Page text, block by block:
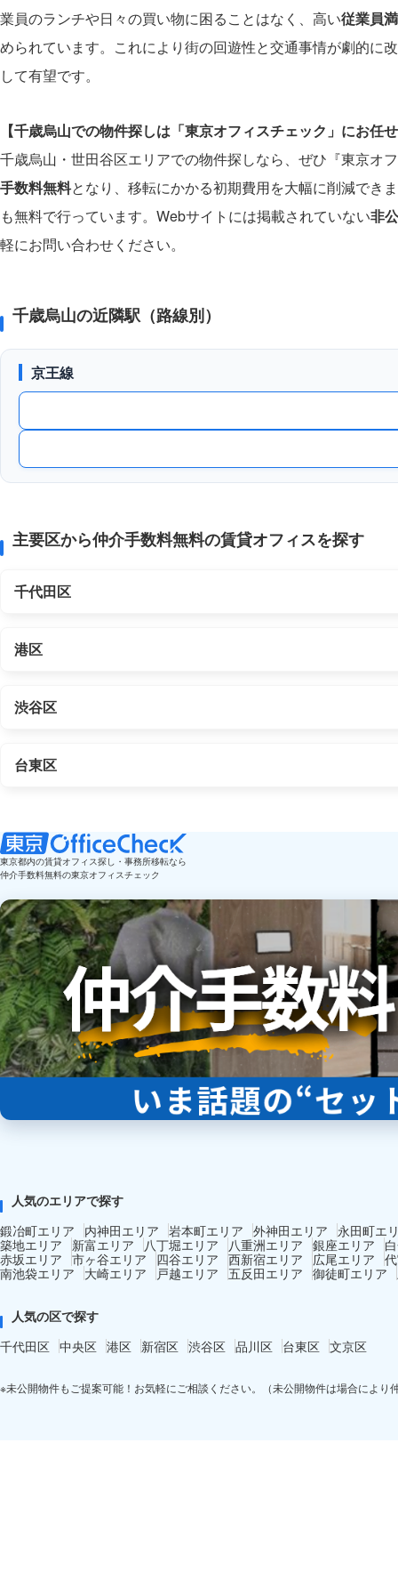
業員のランチや日々の買い物に困ることはなく、高い従業員
められています。これにより街の回遊性と交通事情が劇的に
して有望です。
【千歳烏山での物件探しは「東京オフィスチェック」にお任
千歳烏山・世田谷区エリアでの物件探しなら、ぜひ『東京オ
手数料無料となり、移転にかかる初期費用を大幅に削減でき
も無料で行っています。Webサイトには掲載されていない非
軽にお問い合わせください。
千歳烏山の近隣駅（路線別）
京王線
主要区から仲介手数料無料の賃貸オフィスを探す
千代田区
港区
渋谷区
台東区
東京都内の賃貸オフィス探し・事務所移転なら
仲介手数料無料の東京オフィスチェック
人気のエリアで探す
鍛冶町エリア
内神田エリア 岩本町エリア 外神田エリア
永田町エ
築地エリア
新富エリア 八丁堀エリア 八重洲エリア 銀座エリア
赤坂エリア 市ヶ谷エリア 四谷エリア 西新宿エリア 広尾エリア
南池袋エリア
大崎エリア 戸越エリア 五反田エリア 御徒町エリア
人気の区で探す
千代田区 中央区 港区 新宿区 渋谷区 品川区 台東区 文京区
※未公開物件もご提案可能！お気軽にご相談ください。（未公開物件は場合により